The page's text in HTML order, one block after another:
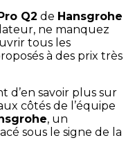
Q2 de Hansgrohe
ne manquez
tous les
à des prix très
d’en savoir plus sur
côtés de l’équipe
, un
sous le signe de la